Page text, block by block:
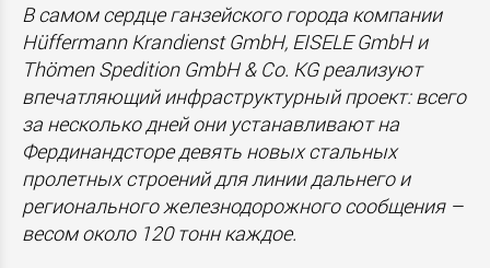
В самом сердце ганзейского города компании
Hüffermann Krandienst GmbH, EISELE GmbH и
Thömen Spedition GmbH & Co. KG реализуют
впечатляющий инфраструктурный проект: всего
за несколько дней они устанавливают на
Фердинандсторе девять новых стальных
пролетных строений для линии дальнего и
регионального железнодорожного сообщения –
весом около 120 тонн каждое.